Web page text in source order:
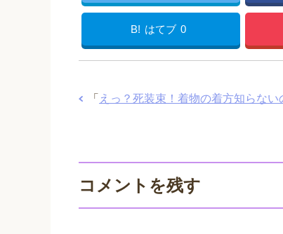
B! はてブ 0
「 えっ？死装束！着物の着方知らな
コメントを残す